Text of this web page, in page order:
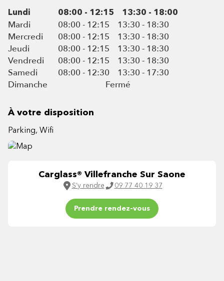
Lundi 08:00 - 12:15 13:30 - 18:00
Mardi 08:00 - 12:15
13:30 - 18:30
Mercredi
08:00 - 12:15
13:30 - 18:30
Jeudi
08:00 - 12:15
13:30 - 18:30
Vendredi
08:00 - 12:15
13:30 - 18:30
Samedi
08:00 - 12:30
13:30 - 17:30
Dimanche
Fermé
À votre disposition
Parking, Wifi
Carglass® Villefranche Sur Saone
S’y rendre 09 77 40 19 37
Prendre rendez-vous